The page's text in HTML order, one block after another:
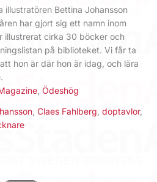
illustratören Bettina Johansson
har gjort sig ett namn inom
illustrerat cirka 30 böcker och
på biblioteket. Vi får ta
hon är där hon är idag, och lära
Ödeshög
Claes Fahlberg doptavlor,